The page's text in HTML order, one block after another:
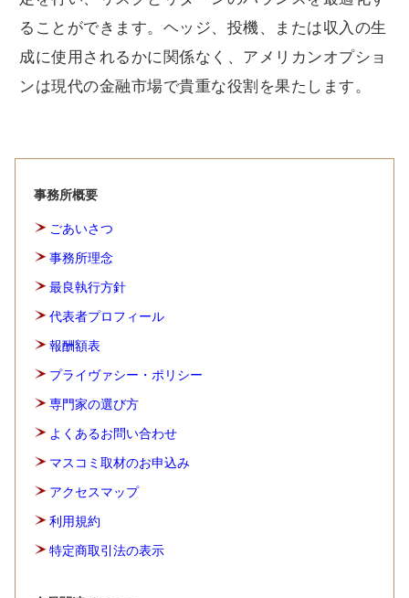
ることができます。ヘッジ、投機、または収入の生
成に使用されるかに関係なく、アメリカンオプショ
ンは現代の金融市場で貴重な役割を果たします。
事務所概要
ごあいさつ
事務所理念
最良執行方針
代表者プロフィール
報酬額表
プライヴァシー・ポリシー
専門家の選び方
よくあるお問い合わせ
マスコミ取材のお申込み
アクセスマップ
利用規約
特定商取引法の表示